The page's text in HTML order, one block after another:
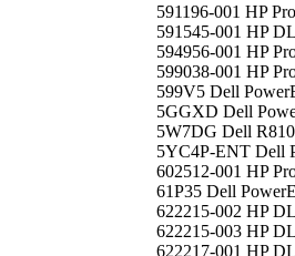
591196-001 HP
591545-001 HP
594956-001 HP
599038-001 HP
599V5 Dell
5GGXD Dell
5W7DG Dell
5YC4P-ENT Dell
602512-001 HP
61P35 Dell
622215-002 HP
622215-003 HP
622217-001 HP